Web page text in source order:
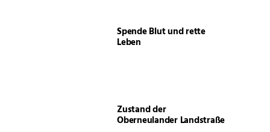
Spende Blut und rette
Leben
Zustand der
Oberneulander Landstraße